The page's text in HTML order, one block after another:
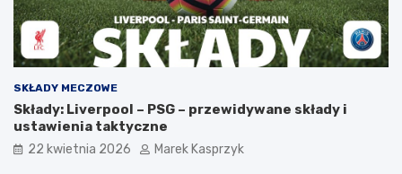
SKŁADY MECZOWE
Składy: Liverpool – PSG – przewidywane składy i
ustawienia taktyczne
22 kwietnia 2026 Marek Kasprzyk